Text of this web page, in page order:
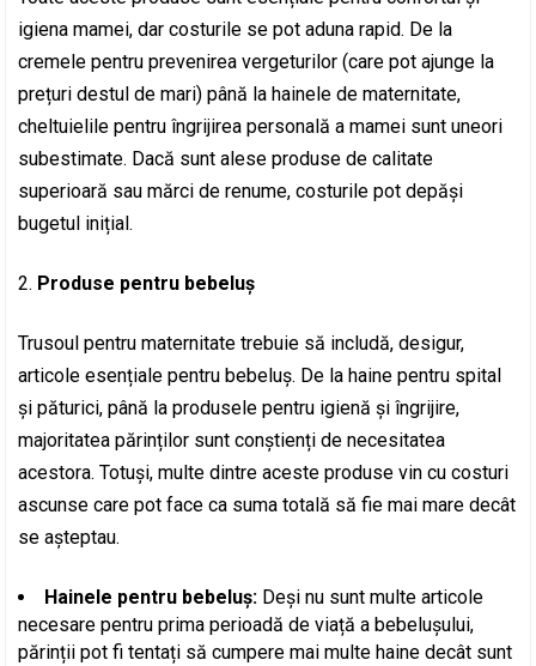
igiena mamei, dar costurile se pot aduna rapid. De la
cremele pentru prevenirea vergeturilor (care pot ajunge la
prețuri destul de mari) până la hainele de maternitate,
cheltuielile pentru îngrijirea personală a mamei sunt uneori
subestimate. Dacă sunt alese produse de calitate
superioară sau mărci de renume, costurile pot depăși
bugetul inițial.
Produse pentru bebeluș
Trusoul pentru maternitate trebuie să includă, desigur,
articole esențiale pentru bebeluș. De la haine pentru spital
și păturici, până la produsele pentru igienă și îngrijire,
majoritatea părinților sunt conștienți de necesitatea
acestora. Totuși, multe dintre aceste produse vin cu costuri
ascunse care pot face ca suma totală să fie mai mare decât
se așteptau.
Hainele pentru bebeluș: Deși nu sunt multe articole
necesare pentru prima perioadă de viață a bebelușului,
părinții pot fi tentați să cumpere mai multe haine decât sunt